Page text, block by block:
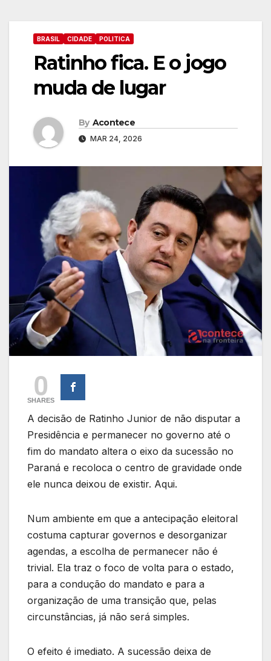
BRASIL CIDADE POLITICA
Ratinho fica. E o jogo
muda de lugar
By Acontece
MAR 24, 2026
0
SHARES
A decisão de Ratinho Junior de não disputar a
Presidência e permanecer no governo até o
fim do mandato altera o eixo da sucessão no
Paraná e recoloca o centro de gravidade onde
ele nunca deixou de existir. Aqui.
Num ambiente em que a antecipação eleitoral
costuma capturar governos e desorganizar
agendas, a escolha de permanecer não é
trivial. Ela traz o foco de volta para o estado,
para a condução do mandato e para a
organização de uma transição que, pelas
circunstâncias, já não será simples.
O efeito é imediato. A sucessão deixa de